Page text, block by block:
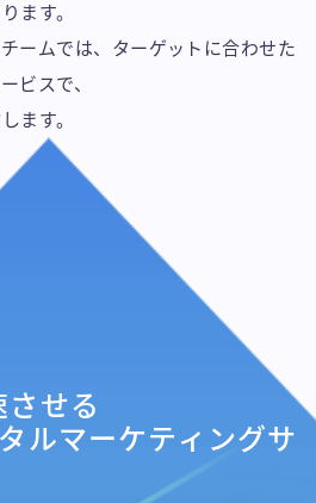
ます。
ームでは、ターゲットに合わせた
ビスで、
ます。
せる
ルマーケティングサ